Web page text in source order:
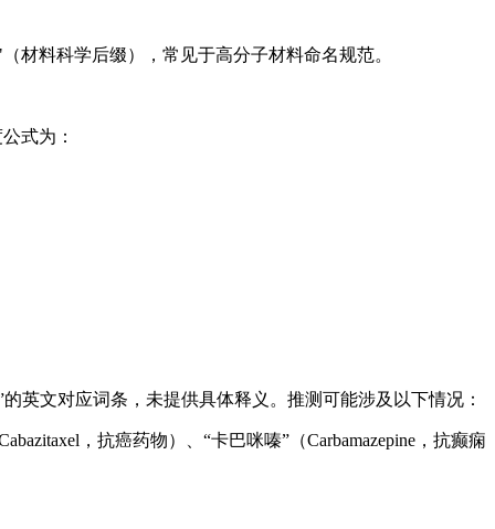
材料科学后缀），常见于高分子材料命名规范。
式为：
英文对应词条，未提供具体释义。推测可能涉及以下情况：
，抗癌药物）、“卡巴咪嗪”（Carbamazepine，抗癫痫